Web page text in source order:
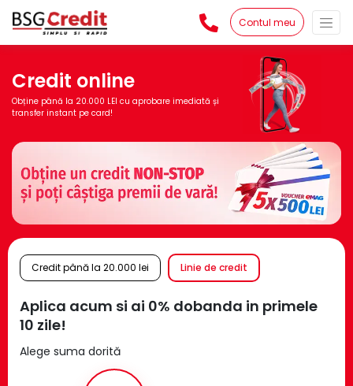
Contul meu
Credit online
Obține până la 20.000 LEI cu aprobare imediată și
transfer instant pe card!
Credit până la 20.000 lei Linie de credit
Aplica acum si ai 0% dobanda in primele
10 zile!
Alege suma dorită